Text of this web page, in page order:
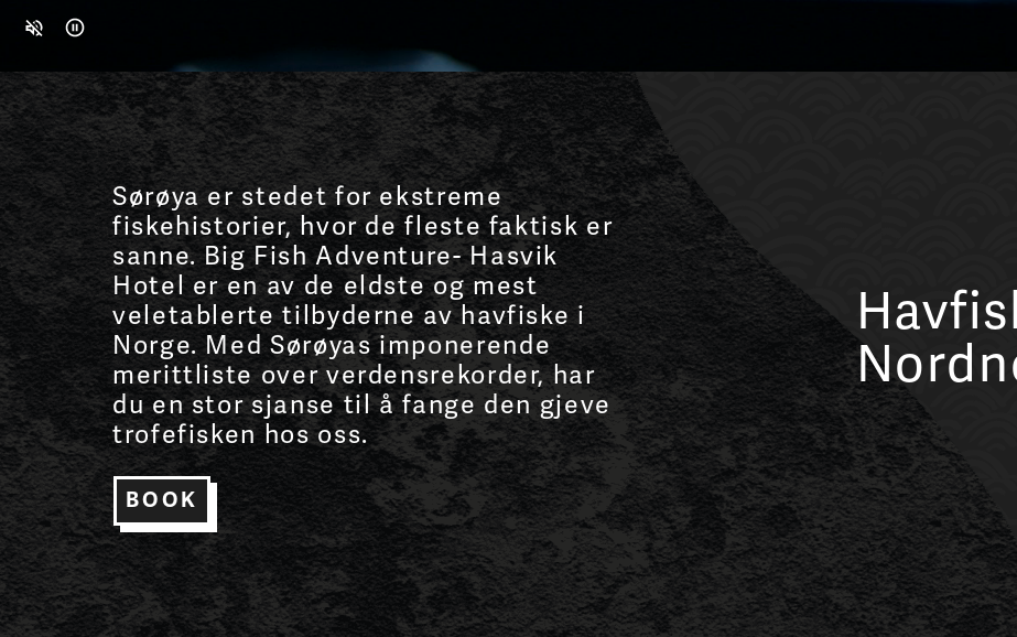
Sørøya er stedet for ekstreme
fiskehistorier, hvor de fleste faktisk er
sanne. Big Fish Adventure- Hasvik
Hotel er en av de eldste og mest
veletablerte tilbyderne av havfiske i
Norge. Med Sørøyas imponerende
merittliste over verdensrekorder, har
du en stor sjanse til å fange den gjeve
trofefisken hos oss.
BOOK